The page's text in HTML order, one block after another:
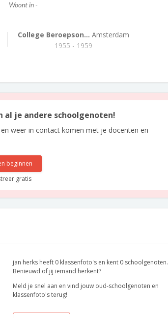
Woont in -
College Beroepson... Amsterdam
1955 - 1959
je andere schoolgenoten!
weer in contact komen met je docenten en
beginnen
gratis
jan herks heeft 0 klassenfoto's en kent 0 schoolgenoten.
Benieuwd of jij iemand herkent?
Meld je snel aan en vind jouw oud-schoolgenoten en
klassenfoto's terug!